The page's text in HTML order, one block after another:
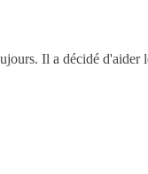
Il a décidé d'aider